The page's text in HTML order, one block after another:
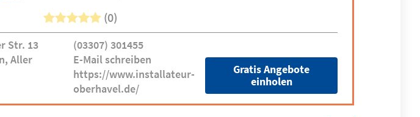
(0)
Str. 13
Aller
(03307) 301455
E-Mail schreiben
https://www.installateur-
oberhavel.de/
Gratis Angebote
einholen